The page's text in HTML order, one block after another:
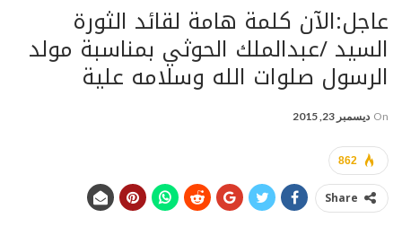
عاجل:الآن كلمة هامة لقائد الثورة
السيد /عبدالملك الحوثي بمناسبة مولد
الرسول صلوات الله وسلامه علية
On ديسمبر 23, 2015
862
Share